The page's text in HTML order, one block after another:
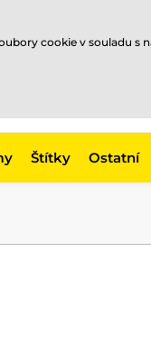
Štítky Ostatní
cookie v souladu s